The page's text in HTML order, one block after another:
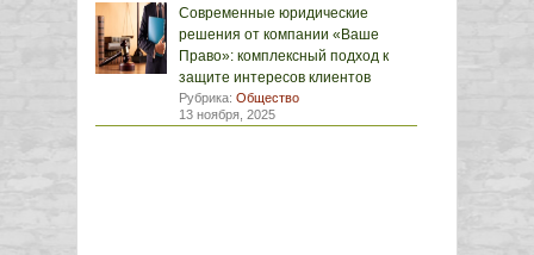
Современные юридические
решения от компании «Ваше
Право»: комплексный подход к
защите интересов клиентов
Рубрика: Общество
13 ноября, 2025